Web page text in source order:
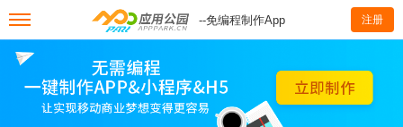
--免编程制作App 注册